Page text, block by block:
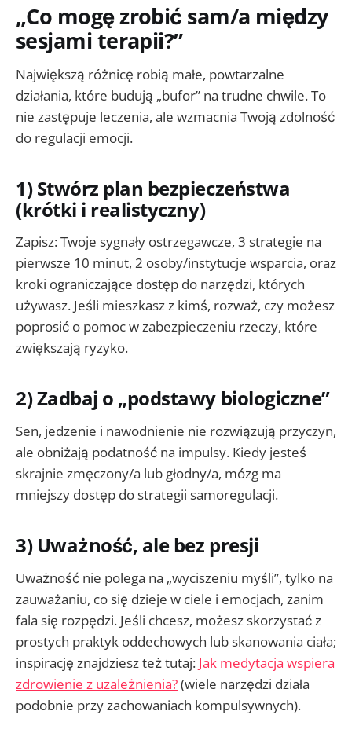
„Co mogę zrobić sam/a między
sesjami terapii?”
Największą różnicę robią małe, powtarzalne
działania, które budują „bufor” na trudne chwile. To
nie zastępuje leczenia, ale wzmacnia Twoją zdolność
do regulacji emocji.
1) Stwórz plan bezpieczeństwa
(krótki i realistyczny)
Zapisz: Twoje sygnały ostrzegawcze, 3 strategie na
pierwsze 10 minut, 2 osoby/instytucje wsparcia, oraz
kroki ograniczające dostęp do narzędzi, których
używasz. Jeśli mieszkasz z kimś, rozważ, czy możesz
poprosić o pomoc w zabezpieczeniu rzeczy, które
zwiększają ryzyko.
2) Zadbaj o „podstawy biologiczne”
Sen, jedzenie i nawodnienie nie rozwiązują przyczyn,
ale obniżają podatność na impulsy. Kiedy jesteś
skrajnie zmęczony/a lub głodny/a, mózg ma
mniejszy dostęp do strategii samoregulacji.
3) Uważność, ale bez presji
Uważność nie polega na „wyciszeniu myśli”, tylko na
zauważaniu, co się dzieje w ciele i emocjach, zanim
fala się rozpędzi. Jeśli chcesz, możesz skorzystać z
prostych praktyk oddechowych lub skanowania ciała;
inspirację znajdziesz też tutaj: Jak medytacja wspiera
zdrowienie z uzależnienia?(wiele narzędzi działa
podobnie przy zachowaniach kompulsywnych).